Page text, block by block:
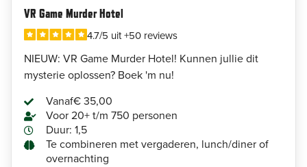
VR Game Murder Hotel
4.7/5 uit +50 reviews
NIEUW: VR Game Murder Hotel! Kunnen jullie dit
mysterie oplossen? Boek 'm nu!
Vanaf€ 35,00
Voor 20+ t/m 750 personen
Duur: 1,5
Te combineren met vergaderen, lunch/diner of
overnachting